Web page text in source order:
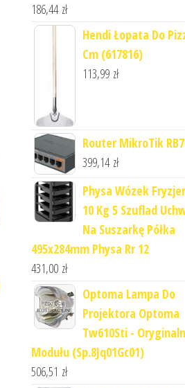
186,44 zł
Hendi Łopata Do
Cm (617816)
113,99 zł
Router MikroTik
399,14 zł
Physa Wózek
10 Kg 5 Szuflad
Na Suszarkę Półka
495x284mm Physa Rr 12
431,00 zł
Optoma Lampa Do
Projektora Optoma
Tw610Sti -
Modułu (Sp.8Jq01Gc01)
506,51 zł